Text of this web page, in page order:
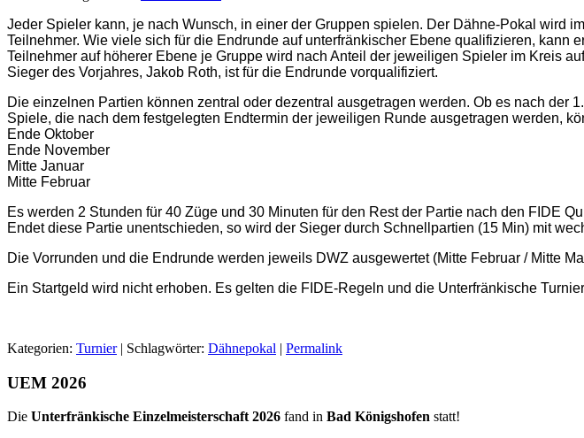
Jeder Spieler kann, je nach Wunsch, in einer der Gruppen spielen. Der Dähne-Pokal wird
Teilnehmer. Wie viele sich für die Endrunde auf unterfränkischer Ebene qualifizieren,
Teilnehmer auf höherer Ebene je Gruppe wird nach Anteil der jeweiligen Spieler im Kreis
Sieger des Vorjahres, Jakob Roth, ist für die Endrunde vorqualifiziert.
Die einzelnen Partien können zentral oder dezentral ausgetragen werden. Ob es nach
Spiele, die nach dem festgelegten Endtermin der jeweiligen Runde ausgetragen werden,
Ende Oktober
Ende November
Mitte Januar
Mitte Februar
Es werden 2 Stunden für 40 Züge und 30 Minuten für den Rest der Partie nach den FIDE
Endet diese Partie unentschieden, so wird der Sieger durch Schnellpartien (15 Min) mit
Die Vorrunden und die Endrunde werden jeweils DWZ ausgewertet (Mitte Februar / Mitte
Ein Startgeld wird nicht erhoben. Es gelten die FIDE-Regeln und die Unterfränkische
Kategorien: Turnier| Schlagwörter: Dähnepokal | Permalink
UEM 2026
Die Unterfränkische Einzelmeisterschaft 2026 fand in Bad Königshofen statt!